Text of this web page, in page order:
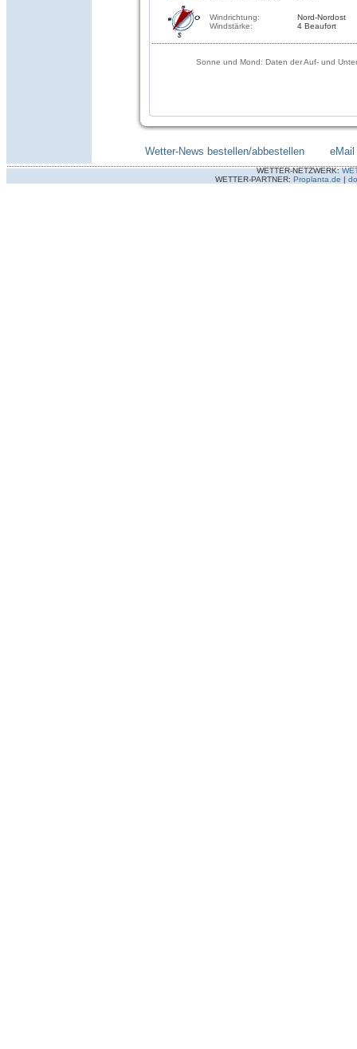
Windrichtung:
Windstärke:
Nord-Nordost
4 Beaufort
Sonne und Mond: Daten der Auf- und
Wetter-News bestellen/abbestellen eMail
WETTER-NETZWERK:
WETTER-PARTNER: Proplanta.de |